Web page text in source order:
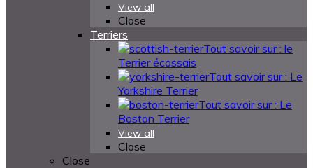
View all
Close
Terriers
Tout savoir sur : le
Terrier écossais
Tout savoir sur : Le
Yorkshire Terrier
Tout savoir sur : Le
Boston Terrier
View all
Close
Close